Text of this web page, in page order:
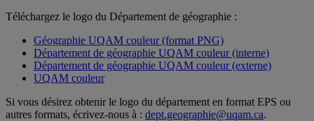
Téléchargez le logo du Département de géographie :
Géographie UQAM couleur (format PNG)
Département de géographie UQAM couleur (interne)
Département de géographie UQAM couleur (externe)
UQAM couleur
Si vous désirez obtenir le logo du département en format EPS ou
autres formats, écrivez-nous à : dept.geographie@uqam.ca.